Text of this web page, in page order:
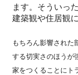
ます。そういっ
建築観や住居観
もちろん影響された
する切実さのほうが
家をつくることにト